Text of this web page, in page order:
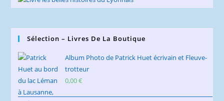
Sélection – Livres De La Boutique
Album Photo de Patrick Huet écrivain et Fleuve-
trotteur
0,00€